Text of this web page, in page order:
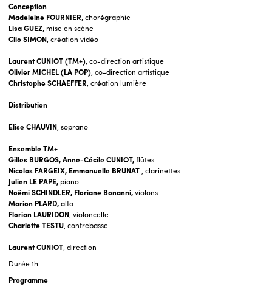
Conception
Madeleine FOURNIER, chorégraphie
Lisa GUEZ, mise en scène
Clio SIMON, création vidéo
Laurent CUNIOT (TM+), co-direction artistique
Olivier MICHEL (LA POP), co-direction artistique
Christophe SCHAEFFER, création lumière
Distribution
Elise CHAUVIN, soprano
Ensemble TM+
Gilles BURGOS, Anne-Cécile CUNIOT,flûtes
Nicolas FARGEIX, Emmanuelle BRUNAT , clarinettes
Julien LE PAPE, piano
Noëmi SCHINDLER, Floriane Bonanni,violons
Marion PLARD,alto
Florian LAURIDON, violoncelle
Charlotte TESTU, contrebasse
Laurent CUNIOT, direction
Durée1h
Programme